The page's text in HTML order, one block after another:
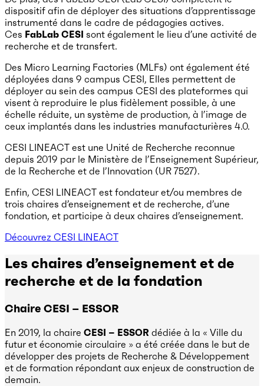
dispositif afin de déployer des situations d’apprentissage
instrumenté dans le cadre de pédagogies actives.
Ces FabLab CESI sont également le lieu d’une activité de
recherche et de transfert.
Des Micro Learning Factories (MLFs) ont également été
déployées dans 9 campus CESI, Elles permettent de
déployer au sein des campus CESI des plateformes qui
visent à reproduire le plus fidèlement possible, à une
échelle réduite, un système de production, à l’image de
ceux implantés dans les industries manufacturières 4.0.
CESI LINEACT est une Unité de Recherche reconnue
depuis 2019 par le Ministère de l’Enseignement Supérieur,
de la Recherche et de l’Innovation (UR 7527).
Enfin, CESI LINEACT est fondateur et/ou membres de
trois chaires d’enseignement et de recherche, d’une
fondation, et participe à deux chaires d’enseignement.
Découvrez CESI LINEACT
Les chaires d’enseignement et de
recherche et de la fondation
Chaire CESI – ESSOR
En 2019, la chaire CESI – ESSOR dédiée à la « Ville du
futur et économie circulaire » a été créée dans le but de
développer des projets de Recherche & Développement
et de formation répondant aux enjeux de construction de
demain.